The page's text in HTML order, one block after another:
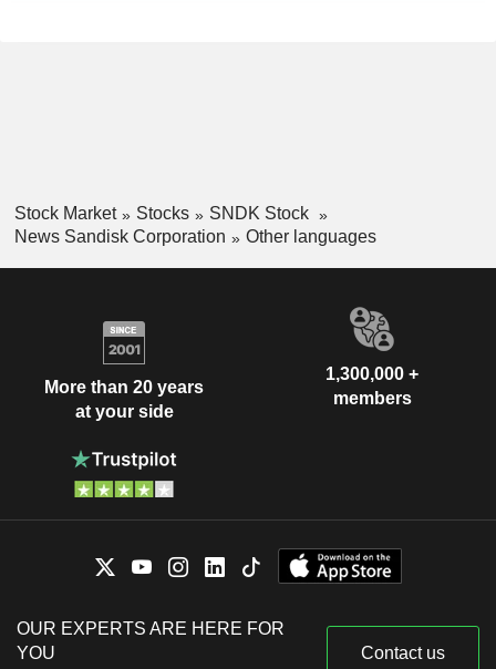
Stock Market Stocks
SNDK Stock
News Sandisk Corporation
Other languages
More than 20 years
at your side
1,300,000 +
members
OUR EXPERTS ARE HERE FOR
YOU
Contact us